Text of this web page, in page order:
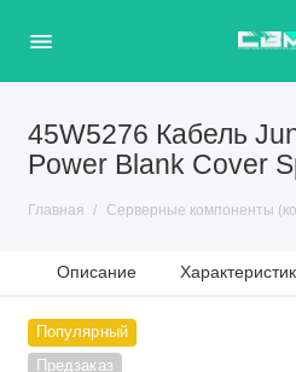
45W5276 Кабель
Power Blank Cover
Главная Серверные компоненты
Описание
Популярный
Предзаказ